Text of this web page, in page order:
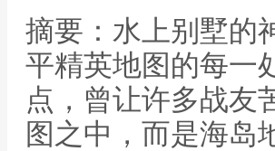
摘要：水上别墅的
平精英地图的每一
点，曾让许多战友
图之中，而是海岛